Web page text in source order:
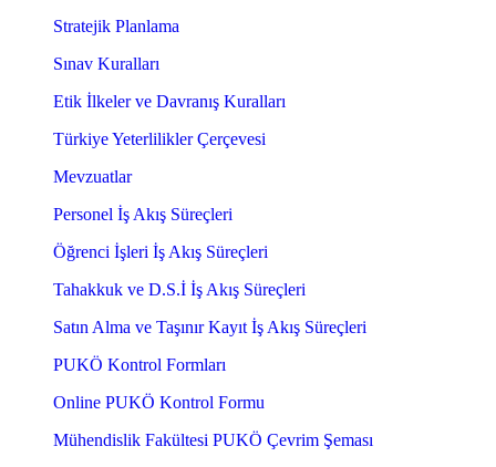
Stratejik Planlama
Sınav Kuralları
Etik İlkeler ve Davranış Kuralları
Türkiye Yeterlilikler Çerçevesi
Mevzuatlar
Personel İş Akış Süreçleri
Öğrenci İşleri İş Akış Süreçleri
Tahakkuk ve D.S.İ İş Akış Süreçleri
Satın Alma ve Taşınır Kayıt İş Akış Süreçleri
PUKÖ Kontrol Formları
Online PUKÖ Kontrol Formu
Mühendislik Fakültesi PUKÖ Çevrim Şeması